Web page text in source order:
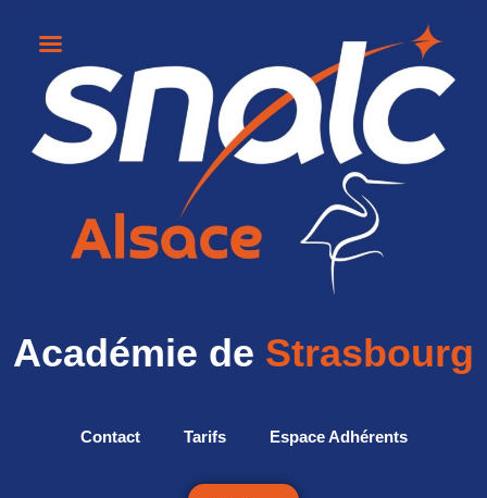
Académie de Strasbourg
Contact Tarifs Espace Adhérents